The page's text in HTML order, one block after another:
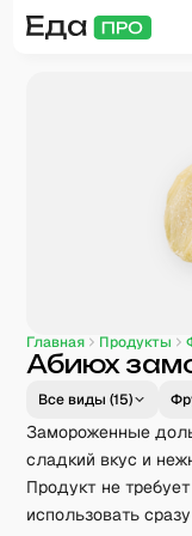
Главная Продукты
Абиюх
Все виды (15)
Замороженные
сладкий вкус и
Продукт не
использовать